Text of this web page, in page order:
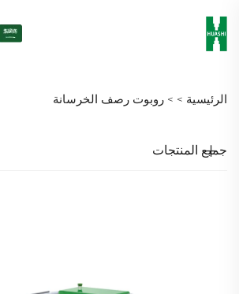
الرئيسية > > روبوت رصف الخرسانة
جميع المنتجات